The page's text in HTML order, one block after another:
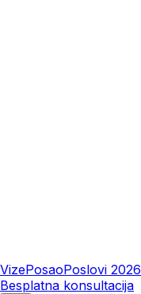
VizePosaoPoslovi 2026
Besplatna konsultacija